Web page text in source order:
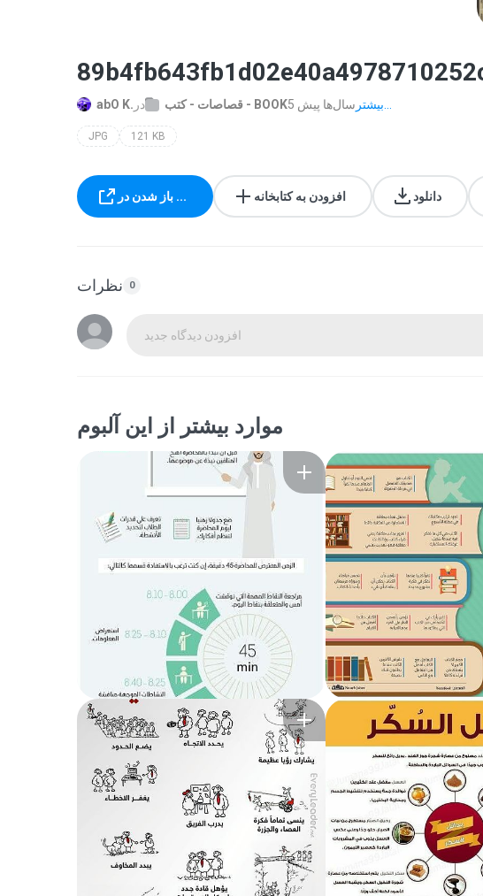
abO K. در قصاصات - كتب - BOOK 5 سال‌ها پیش
JPG 121 KB
باز شدن در ... افزودن به کتابخانه دانلود
نظرات 0
افزودن دیدگاه جدید
موارد بیشتر از این آلبوم